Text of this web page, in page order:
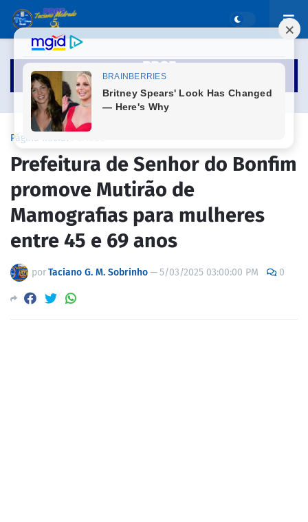
Página inicial
Prefeitura de Senhor do Bonfim
promove Mutirão de
Mamografias para mulheres
entre 45 e 69 anos
porTaciano G. M. Sobrinho—5/03/2025 03:00:00 PM 0